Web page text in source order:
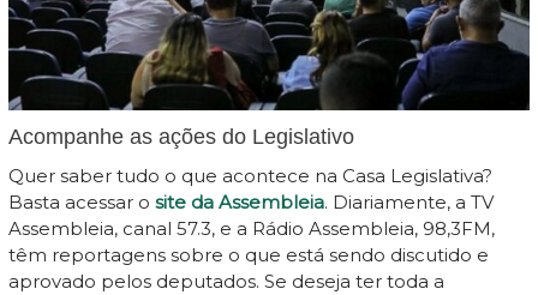
Acompanhe as ações do Legislativo
Quer saber tudo o que acontece na Casa Legislativa?
Basta acessar o site da Assembleia. Diariamente, a TV
Assembleia, canal 57.3, e a Rádio Assembleia, 98,3FM,
têm reportagens sobre o que está sendo discutido e
aprovado pelos deputados. Se deseja ter toda a